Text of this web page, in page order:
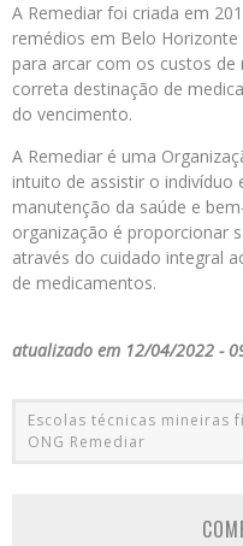
A Remediar foi criada em
remédios em Belo
para arcar com os custos
correta destinação de
do vencimento.
A Remediar é uma
intuito de assistir o indivíduo
manutenção da saúde e
organização é proporcionar
através do cuidado integral
de medicamentos.
atualizado em 12/04/2022 -
Escolas técnicas mineiras
ONG Remediar